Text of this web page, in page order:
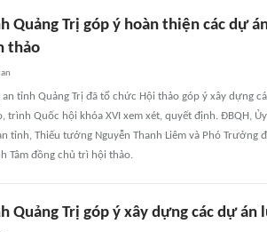
Quảng Trị góp ý hoàn thiện các dự
thảo
an tỉnh Quảng Trị đã tổ chức Hội thảo góp ý xây dựng
trình Quốc hội khóa XVI xem xét, quyết định. ĐBQH,
tỉnh, Thiếu tướng Nguyễn Thanh Liêm và Phó Trưởng
Tâm đồng chủ trì hội thảo.
Quảng Trị góp ý xây dựng các dự